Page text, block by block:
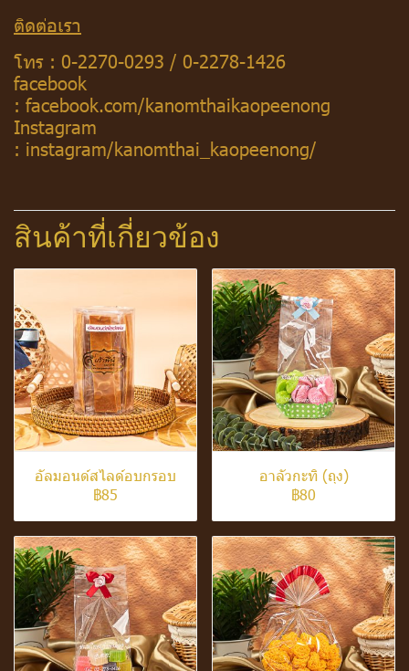
ติดต่อเรา
โทร : 0-2270-0293 / 0-2278-1426
facebook
: facebook.com/kanomthaikaopeenong
Instagram
: instagram/kanomthai_kaopeenong/
สินค้าที่เกี่ยวข้อง
อัลมอนด์สไลด์อบกรอบ
฿85
อาลัวกะทิ (ถุง)
฿80